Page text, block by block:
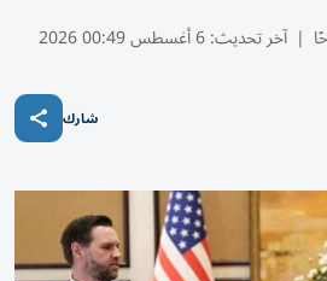
| آخر تحديث:6 أغسطس 00:49 2026
شارك